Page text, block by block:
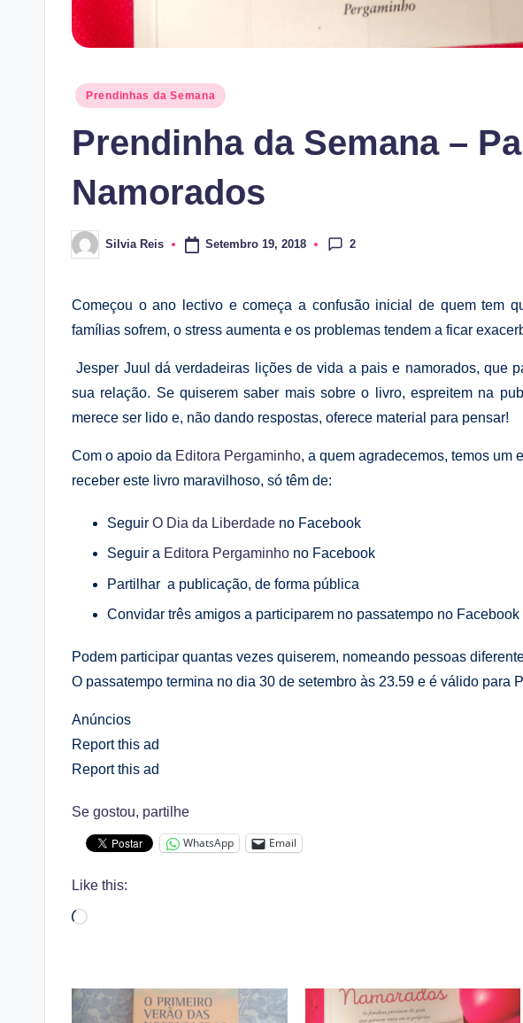
Posted
Prendinhas da Semana
Prendinha da Semana –
Namorados
Posted
by
Silvia Reis Setembro 19, 2018 2
Começou o ano lectivo e começa a confusão inicial de quem tem
famílias sofrem, o stress aumenta e os problemas tendem a ficar
Jesper Juul dá verdadeiras lições de vida a pais e namorados, que
sua relação. Se quiserem saber mais sobre o livro, espreitem na
merece ser lido e, não dando respostas, oferece material para pensar!
Com o apoio da Editora Pergaminho, a quem agradecemos, temos um
receber este livro maravilhoso, só têm de:
Seguir O Dia da Liberdade no Facebook
Seguir a Editora Pergaminho no Facebook
Partilhar a publicação, de forma pública
Convidar três amigos a participarem no passatempo no Facebook
Podem participar quantas vezes quiserem, nomeando pessoas
O passatempo termina no dia 30 de setembro às 23.59 e é válido para
Anúncios
Report this ad
Report this ad
Se gostou, partilhe
WhatsApp Email
Like this:
Loading…